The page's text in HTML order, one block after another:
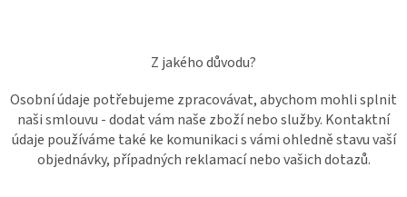
Z jakého důvodu?
Osobní údaje potřebujeme zpracovávat, abychom mohli splnit
naši smlouvu - dodat vám naše zboží nebo služby. Kontaktní
údaje používáme také ke komunikaci s vámi ohledně stavu vaší
objednávky, případných reklamací nebo vašich dotazů.